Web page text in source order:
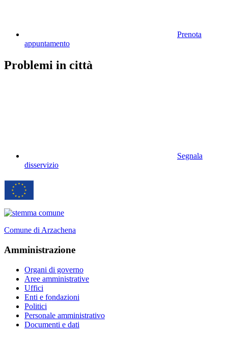
Prenota
appuntamento
Problemi in città
Segnala
disservizio
Comune di Arzachena
Amministrazione
Organi di governo
Aree amministrative
Uffici
Enti e fondazioni
Politici
Personale amministrativo
Documenti e dati